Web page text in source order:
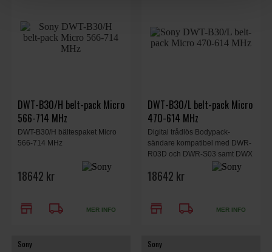
DWT-B30/H belt-pack Micro
566-714 MHz
DWT-B30/H bältespaket Micro
566-714 MHz
18642 kr
store local_shipping MER INFO
DWT-B30/L belt-pack Micro
470-614 MHz
Digital trådlös Bodypack-
sändare kompatibel med DWR-
R03D och DWR-S03 samt DWX
Digital Series mottagare.
18642 kr
store local_shipping MER INFO
Sony Sony